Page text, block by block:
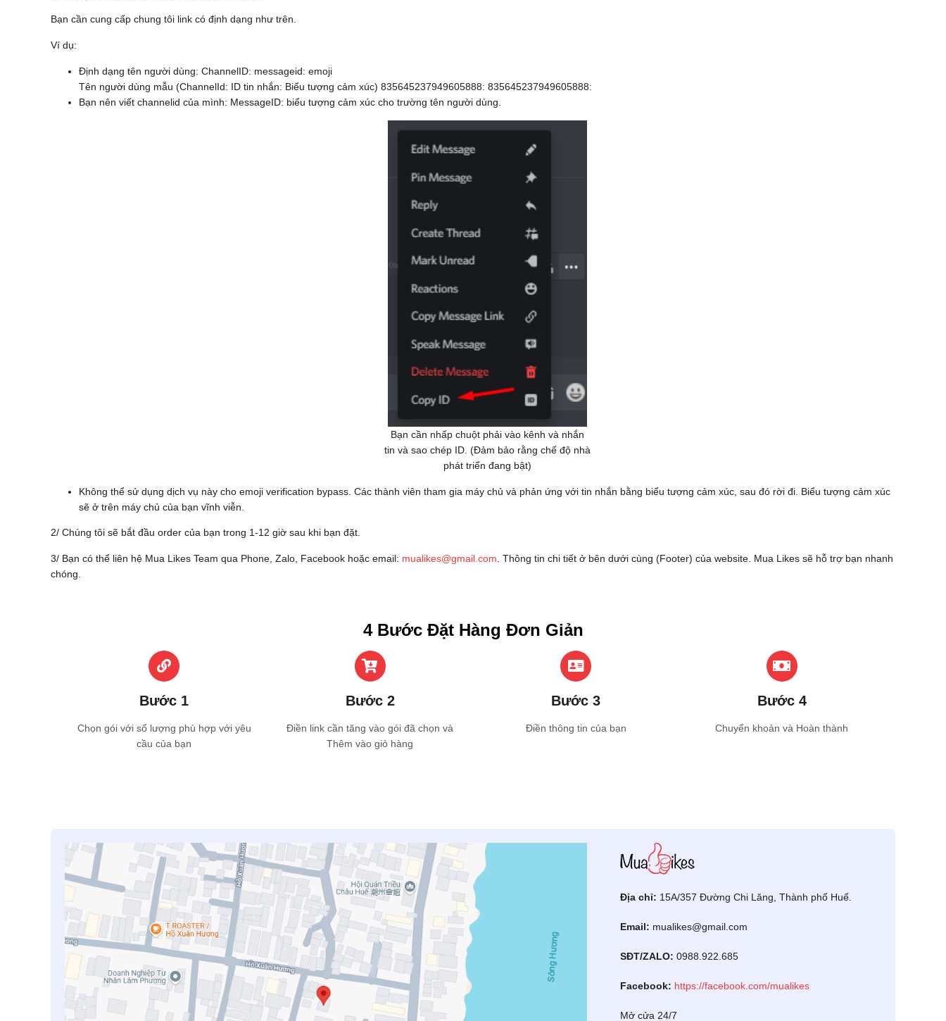
Bạn cần cung cấp chung tôi link có định dạng như trên.
Ví dụ:
Định dạng tên người dùng: ChannelID: messageid: emoji
Tên người dùng mẫu (ChannelId: ID tin nhắn: Biểu tượng cảm xúc) 835645237949605888: 835645237949605888:
Bạn nên viết channelid của mình: MessageID: biểu tượng cảm xúc cho trường tên người dùng.
Bạn cần nhấp chuột phải vào kênh và nhắn
tin và sao chép ID. (Đảm bảo rằng chế độ nhà
phát triển đang bật)
Không thể sử dụng dịch vụ này cho emoji verification bypass. Các thành viên tham gia máy chủ và phản ứng với tin nhắn bằng biểu tượng cảm xúc, sau đó rời đi. Biểu tượng cảm xúc
sẽ ở trên máy chủ của bạn vĩnh viễn.
2/ Chúng tôi sẽ bắt đầu order của bạn trong 1-12 giờ sau khi bạn đặt.
3/ Bạn có thể liên hệ Mua Likes Team qua Phone, Zalo, Facebook hoặc email: mualikes@gmail.com . Thông tin chi tiết ở bên dưới cùng (Footer) của website. Mua Likes sẽ hỗ trợ bạn nhanh
chóng.
4 Bước Đặt Hàng Đơn Giản
Bước 1
Chọn gói với số lượng phù hợp với yêu
cầu của bạn
Bước 2
Điền link cần tăng vào gói đã chọn và
Thêm vào giỏ hàng
Bước 3
Điền thông tin của bạn
Bước 4
Chuyển khoản và Hoàn thành
Địa chỉ: 15A/357 Đường Chi Lăng, Thành phố Huế.
Email: mualikes@gmail.com
SĐT/ZALO: 0988.922.685
Facebook: https://facebook.com/mualikes
Mở cửa 24/7